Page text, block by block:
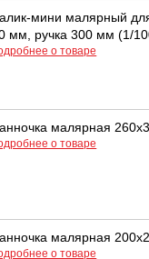
мини малярный
мм, ручка 300 мм (1/
о товаре
малярная
о товаре
малярная
о товаре